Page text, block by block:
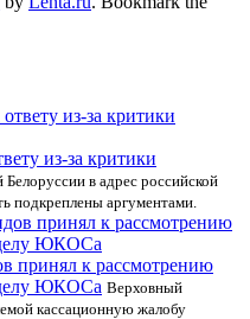
из-за критики
Белоруссии в адрес российской
подкреплены аргументами.
принял к рассмотрению
ЮКОСа Верховный
кассационную жалобу